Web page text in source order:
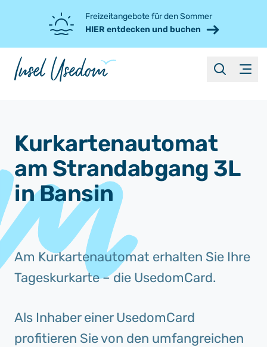
Freizeitangebote für den Sommer
HIER entdecken und buchen
Menü
suchen
Kurkartenautomat
am Strandabgang 3L
in Bansin
Am Kurkartenautomat erhalten Sie Ihre
Tageskurkarte – die UsedomCard.
Als Inhaber einer UsedomCard
profitieren Sie von den umfangreichen